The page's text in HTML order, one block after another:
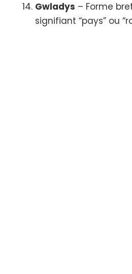
Gwladys – Forme
signifiant “pays” ou